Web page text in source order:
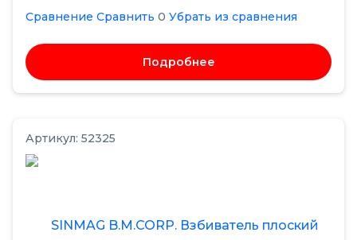
Сравнение Сравнить 0 Убрать из сравнения
Подробнее
Артикул: 52325